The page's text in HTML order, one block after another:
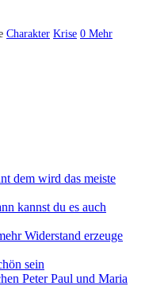
Charakter Krise 0 Mehr
dem wird das meiste
kannst du es auch
Widerstand erzeuge
sein
Peter Paul und Maria